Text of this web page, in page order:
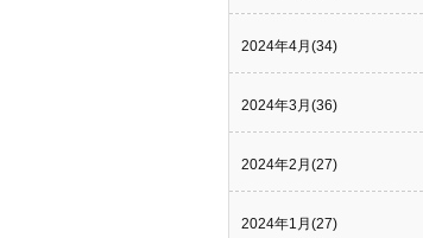
2024年4月(34)
2024年3月(36)
2024年2月(27)
2024年1月(27)